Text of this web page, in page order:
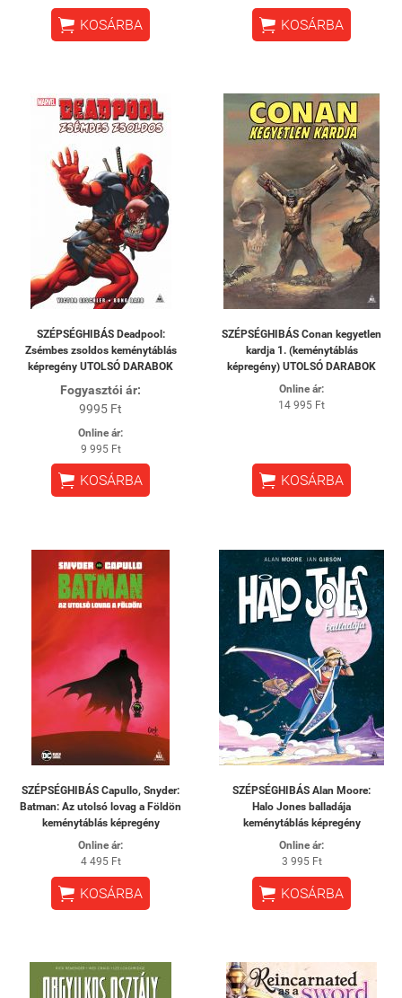
 KOSÁRBA  KOSÁRBA
SZÉPSÉGHIBÁS Deadpool:
Zsémbes zsoldos keménytáblás
képregény UTOLSÓ DARABOK
Fogyasztói ár:
9995 Ft
Online ár:
9 995 Ft
 KOSÁRBA
SZÉPSÉGHIBÁS Conan kegyetlen
kardja 1. (keménytáblás
képregény) UTOLSÓ DARABOK
Online ár:
14 995 Ft
 KOSÁRBA
SZÉPSÉGHIBÁS Capullo, Snyder:
Batman: Az utolsó lovag a Földön
keménytáblás képregény
Online ár:
4 495 Ft
 KOSÁRBA
SZÉPSÉGHIBÁS Alan Moore:
Halo Jones balladája
keménytáblás képregény
Online ár:
3 995 Ft
 KOSÁRBA